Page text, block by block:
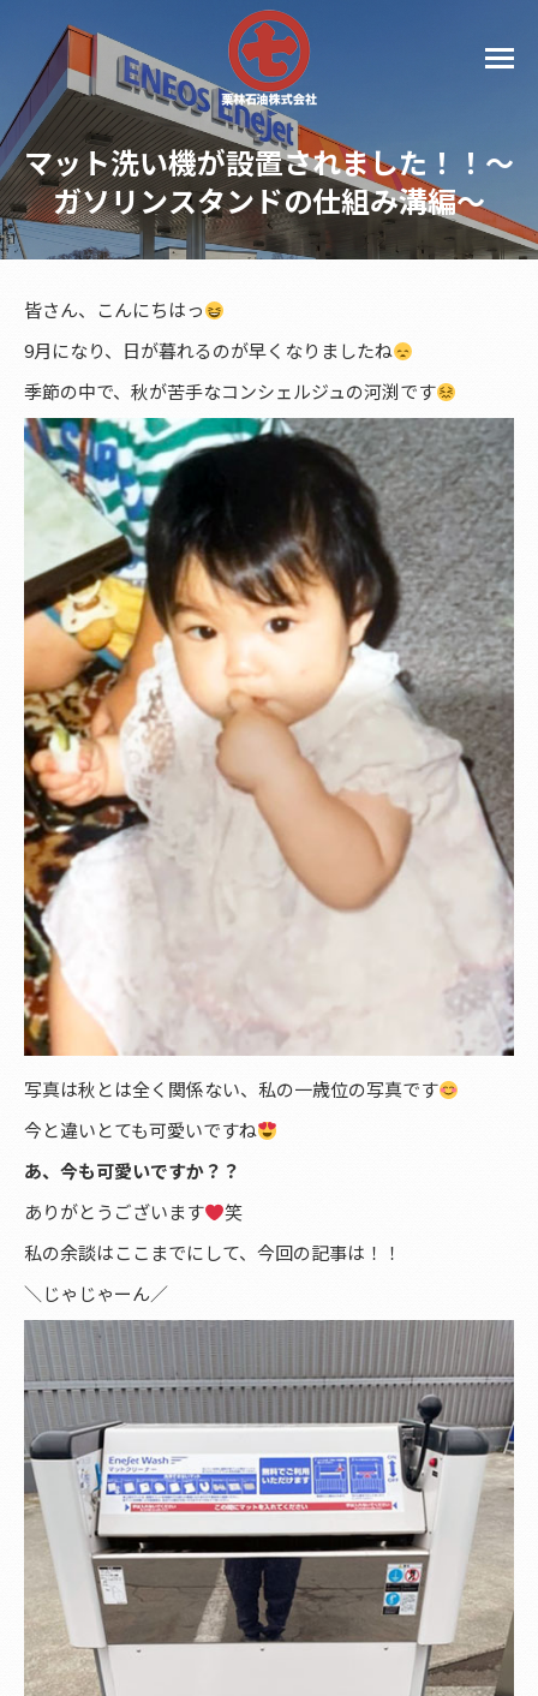
マット洗い機が設置されました！！～
ガソリンスタンドの仕組み溝編～
皆さん、こんにちはっ
9月になり、日が暮れるのが早くなりましたね
季節の中で、秋が苦手なコンシェルジュの河渕です
写真は秋とは全く関係ない、私の一歳位の写真です
今と違いとても可愛いですね
あ、今も可愛いですか？？
ありがとうございます
笑
私の余談はここまでにして、今回の記事は！！
＼じゃじゃーん／